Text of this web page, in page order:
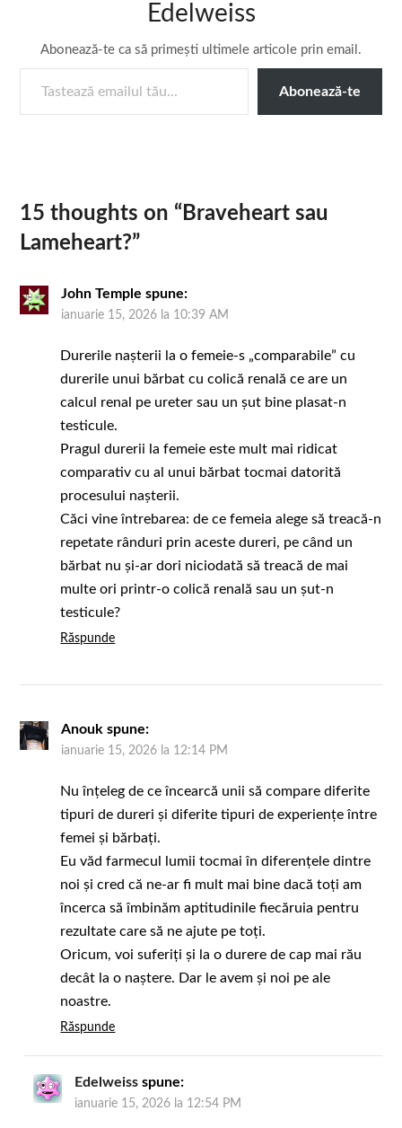
Edelweiss
Abonează-te ca să primești ultimele articole prin email.
TASTEAZĂ EMAILUL TĂU...
Abonează-te
15 thoughts on “ Braveheart sau
Lameheart?”
John Temple spune:
ianuarie 15, 2026 la 10:39 AM
Durerile nașterii la o femeie-s „comparabile” cu
durerile unui bărbat cu colică renală ce are un
calcul renal pe ureter sau un șut bine plasat-n
testicule.
Pragul durerii la femeie este mult mai ridicat
comparativ cu al unui bărbat tocmai datorită
procesului nașterii.
Căci vine întrebarea: de ce femeia alege să treacă-n
repetate rânduri prin aceste dureri, pe când un
bărbat nu și-ar dori niciodată să treacă de mai
multe ori printr-o colică renală sau un șut-n
testicule?
Răspunde
Anouk spune:
ianuarie 15, 2026 la 12:14 PM
Nu înțeleg de ce încearcă unii să compare diferite
tipuri de dureri și diferite tipuri de experiențe între
femei și bărbați.
Eu văd farmecul lumii tocmai în diferențele dintre
noi și cred că ne-ar fi mult mai bine dacă toți am
încerca să îmbinăm aptitudinile fiecăruia pentru
rezultate care să ne ajute pe toți.
Oricum, voi suferiți și la o durere de cap mai rău
decât la o naștere. Dar le avem și noi pe ale
noastre.
Răspunde
Edelweiss spune:
ianuarie 15, 2026 la 12:54 PM